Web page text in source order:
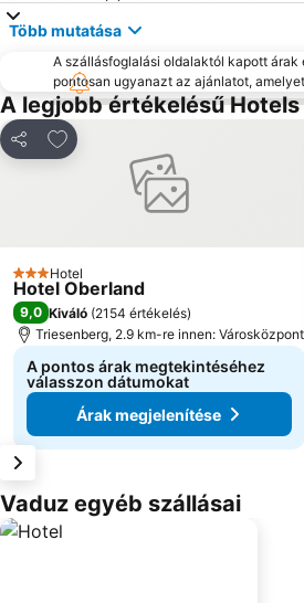
Több mutatása
A szállásfoglalási oldalaktól kapott
pontosan ugyanazt az ajánlatot,
A legjobb értékelésű
Megosztás
Hozzáadás a kedvencekhez
3 Kategória
Hotel
Hotel Oberland
9,0 Kiváló (2154 értékelés)
Triesenberg, 2.9 km-re innen: Városközpont
A pontos árak megtekintéséhez
válasszon dátumokat
Árak megjelenítése
Vaduz egyéb szállásai